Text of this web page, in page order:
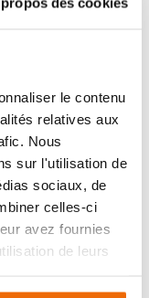
le contenu
relatives aux
Nous
sur l'utilisation de
sociaux, de
celles-ci
avez fournies
de leurs
& de la
fait référence
sans
diffère en
du poêle à
à granulés
être ravitaillé
en cas